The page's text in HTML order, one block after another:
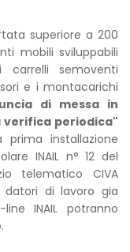
superiore a 200
mobili sviluppabili
semoventi
e i montacarichi
di messa in
verifica periodica"
installazione
INAIL n° 12 del
telematico CIVA
di lavoro gia
INAIL potranno